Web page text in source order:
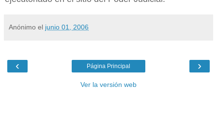
Anónimo el junio 01, 2006
‹ ›
Página Principal
Ver la versión web